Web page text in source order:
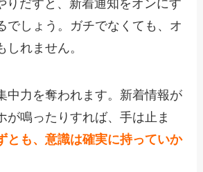
りだすと、新着通知をオンにす
でしょう。ガチでなくても、オ
しれません。
中力を奪われます。新着情報が
が鳴ったりすれば、手は止ま
とも、意識は確実に持っていか